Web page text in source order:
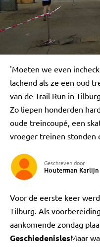
'Moeten we even
lachend als ze een oud
van de Trail Run in
Zo liepen honderden
oude treincoupé, een
vroeger treinen stonden
Geschreven door
Houterman Karlijn
Voor de eerste keer
Tilburg. Als
aankomende zondag
GeschiedenislesMaar